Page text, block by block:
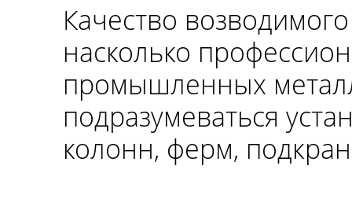
Качество
насколько
промышленных
подразумеваться
колонн, ферм,